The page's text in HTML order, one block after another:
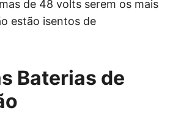
de 48 volts serem os mais
estão isentos de
Baterias de